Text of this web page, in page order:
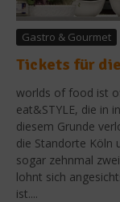
Gastro & Gourmet
Tickets für
worlds of food ist
eat&STYLE, die in
diesem Grunde
die Standorte Köln
sogar zehnmal
lohnt sich
ist....